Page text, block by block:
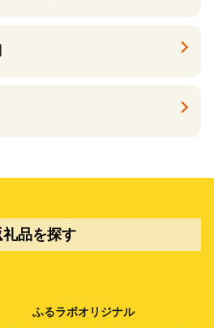
礼品を探す
ふるラボオリジナル